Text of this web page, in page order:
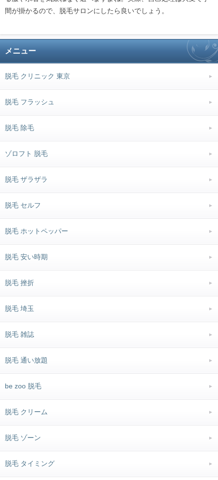
間が掛かるので、脱毛サロンにしたら良いでしょう。
メニュー
脱毛 クリニック 東京
脱毛 フラッシュ
脱毛 除毛
ゾロフト 脱毛
脱毛 ザラザラ
脱毛 セルフ
脱毛 ホットペッパー
脱毛 安い時期
脱毛 挫折
脱毛 埼玉
脱毛 雑誌
脱毛 通い放題
be zoo 脱毛
脱毛 クリーム
脱毛 ゾーン
脱毛 タイミング